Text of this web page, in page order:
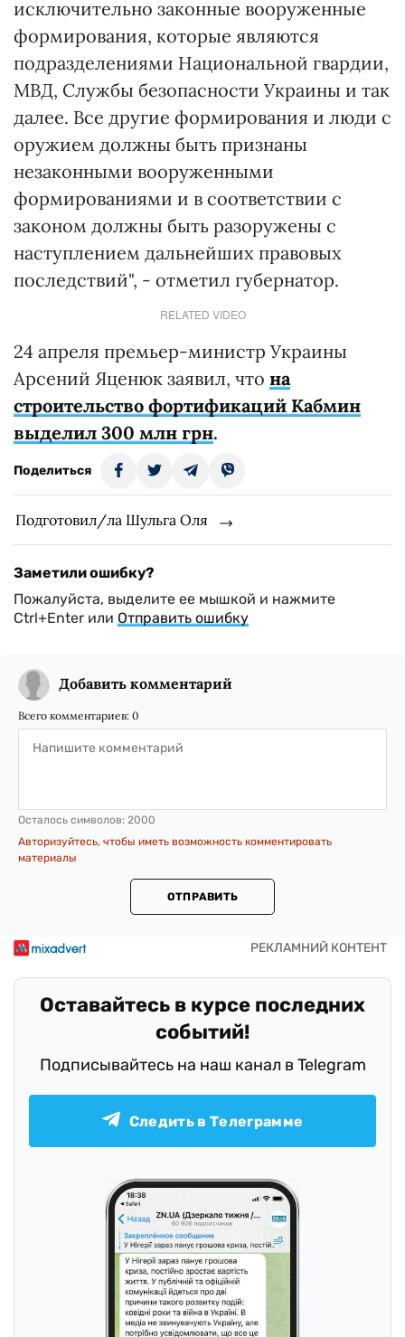
исключительно законные вооруженные
формирования, которые являются
подразделениями Национальной гвардии,
МВД, Службы безопасности Украины и так
далее. Все другие формирования и люди с
оружием должны быть признаны
незаконными вооруженными
формированиями и в соответствии с
законом должны быть разоружены с
наступлением дальнейших правовых
последствий", - отметил губернатор.
RELATED VIDEO
24 апреля премьер-министр Украины
Арсений Яценюк заявил, что на
строительство фортификаций Кабмин
выделил 300 млн грн.
Поделиться
Подготовил/ла Шульга Оля
Заметили ошибку?
Пожалуйста, выделите ее мышкой и нажмите
Ctrl+Enter или Отправить ошибку
Добавить комментарий
Всего комментариев: 0
Осталось символов: 2000
Авторизуйтесь, чтобы иметь возможность комментировать
материалы
ОТПРАВИТЬ
Оставайтесь в курсе последних
событий!
Подписывайтесь на наш канал в Telegram
Следить в Телеграмме